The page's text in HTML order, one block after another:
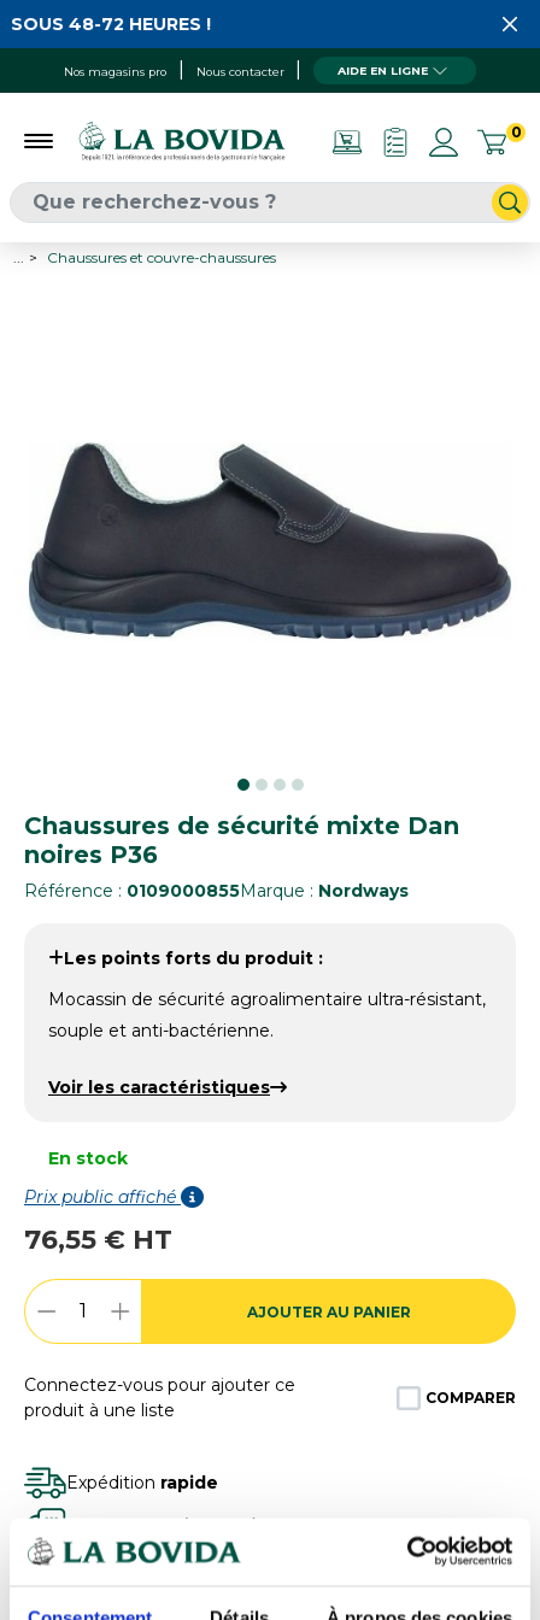
Nos magasins pro Nous contacter AIDE EN LIGNE
0
48-72 HEURES !
Chaussures et couvre-chaussures
Chaussures de sécurité mixte Dan
noires P36
Référence : 0109000855Marque : Nordways
Les points forts du produit :
Mocassin de sécurité agroalimentaire ultra-résistant,
souple et anti-bactérienne.
Voir les caractéristiques
En stock
Prix public affiché
76,55 € HT
AJOUTER AU PANIER
Connectez-vous pour ajouter ce
produit à une liste
COMPARER
Expédition rapide
à votre écoute
Paiement100% sécurisé
Devisgratuits